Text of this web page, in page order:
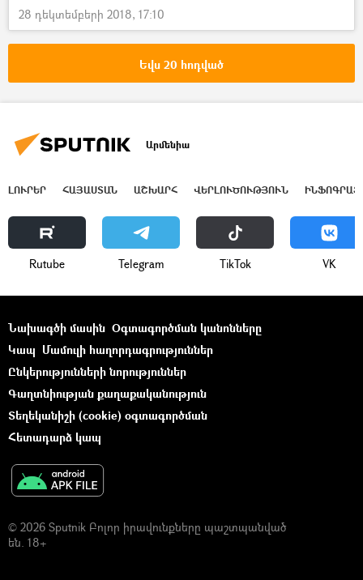
28 դեկտեմբերի 2018, 17:10
Եվս 20 հոդված
Արմենիա
ԼՈՒՐԵՐ ՀԱՅԱՍՏԱՆ ԱՇԽԱՐՀ ՎԵՐԼՈՒԾՈՒԹՅՈՒՆ
Rutube Telegram ТikТоk VK
Նախագծի մասին Օգտագործման կանոնները
Կապ Մամուլի հաղորդագրություններ
Ընկերությունների նորություններ
Գաղտնիության քաղաքականություն
Տեղեկանիշի (cookie) օգտագործման
Հետադարձ կապ
© 2026 Sputnik Բոլոր իրավունքները պաշտպանված
են. 18+